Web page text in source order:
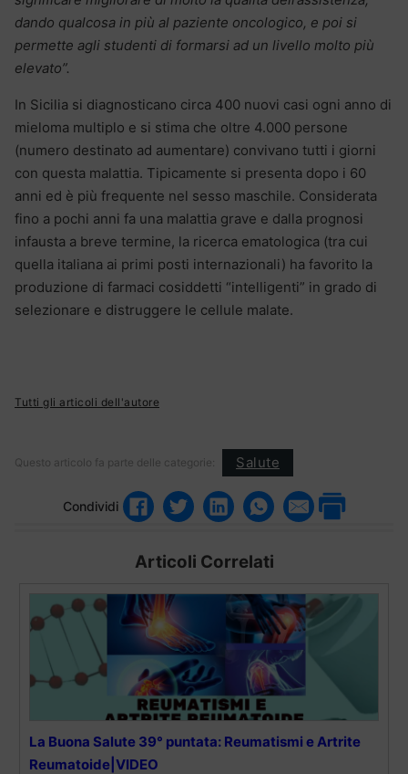
dando qualcosa in più al paziente oncologico, e poi si
permette agli studenti di formarsi ad un livello molto più
elevato”.
In Sicilia si diagnosticano circa 400 nuovi casi ogni anno di
mieloma multiplo e si stima che oltre 4.000 persone
(numero destinato ad aumentare) convivano tutti i giorni
con questa malattia. Tipicamente si presenta dopo i 60
anni ed è più frequente nel sesso maschile. Considerata
fino a pochi anni fa una malattia grave e dalla prognosi
infausta a breve termine, la ricerca ematologica (tra cui
quella italiana ai primi posti internazionali) ha favorito la
produzione di farmaci cosiddetti “intelligenti” in grado di
selezionare e distruggere le cellule malate.
Tutti gli articoli dell'autore
Questo articolo fa parte delle categorie: Salute
Condividi
Articoli Correlati
La Buona Salute 39° puntata: Reumatismi e Artrite
Reumatoide|VIDEO